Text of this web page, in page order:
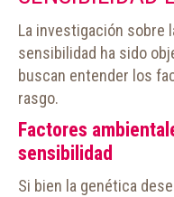
La investigación sobre
sensibilidad ha sido
buscan entender los
rasgo.
Factores
sensibilidad
Si bien la genética